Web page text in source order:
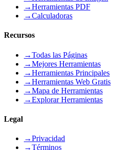
→Herramientas PDF
→Calculadoras
Recursos
→Todas las Páginas
→Mejores Herramientas
→Herramientas Principales
→Herramientas Web Gratis
→Mapa de Herramientas
→Explorar Herramientas
Legal
→Privacidad
→Términos